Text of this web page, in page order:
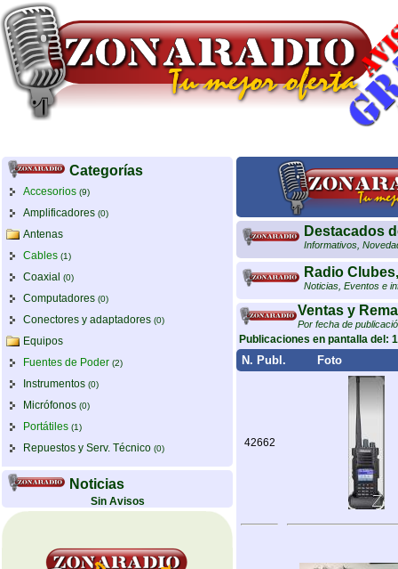
Categorías
Accesorios (9)
Amplificadores (0)
Antenas
Cables (1)
Coaxial (0)
Computadores (0)
Conectores y adaptadores (0)
Equipos
Fuentes de Poder (2)
Instrumentos (0)
Micrófonos (0)
Portátiles (1)
Repuestos y Serv. Técnico (0)
Noticias
Sin Avisos
Destacados
Informativos,
Radio
Noticias, Eventos e
Ventas y
Por fecha de
Publicaciones en pantalla del:
N. Publ. Foto
42662